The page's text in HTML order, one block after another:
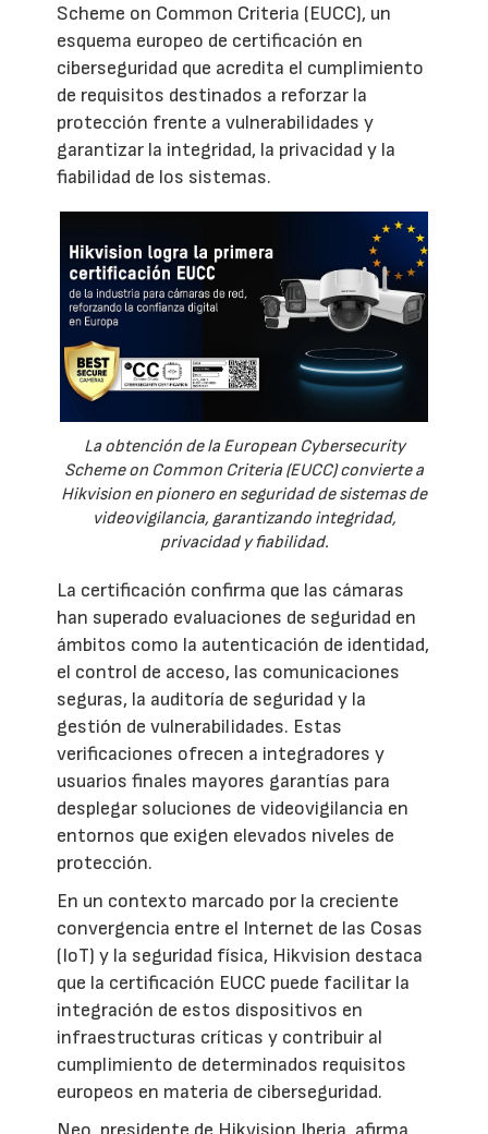
Scheme on Common Criteria (EUCC), un
esquema europeo de certificación en
ciberseguridad que acredita el cumplimiento
de requisitos destinados a reforzar la
protección frente a vulnerabilidades y
garantizar la integridad, la privacidad y la
fiabilidad de los sistemas.
La obtención de la European Cybersecurity
Scheme on Common Criteria (EUCC) convierte a
Hikvision en pionero en seguridad de sistemas de
videovigilancia, garantizando integridad,
privacidad y fiabilidad.
La certificación confirma que las cámaras
han superado evaluaciones de seguridad en
ámbitos como la autenticación de identidad,
el control de acceso, las comunicaciones
seguras, la auditoría de seguridad y la
gestión de vulnerabilidades. Estas
verificaciones ofrecen a integradores y
usuarios finales mayores garantías para
desplegar soluciones de videovigilancia en
entornos que exigen elevados niveles de
protección.
En un contexto marcado por la creciente
convergencia entre el Internet de las Cosas
(IoT) y la seguridad física, Hikvision destaca
que la certificación EUCC puede facilitar la
integración de estos dispositivos en
infraestructuras críticas y contribuir al
cumplimiento de determinados requisitos
europeos en materia de ciberseguridad.